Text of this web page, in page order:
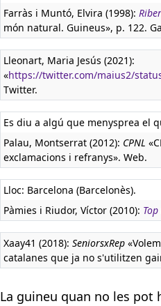
Farràs i Muntó, Elvira (1998):
món natural. Guineus», p. 122.
Lleonart, Maria Jesús (2021):
«https://twitter.com/maius2/
Twitter.
Es diu a algú que menysprea el
Palau, Montserrat (2012): CPNL
exclamacions i refranys». Web.
Lloc: Barcelona (Barcelonès).
Pàmies i Riudor, Víctor (2010):
Xaay41 (2018): SeniorsxRep
catalanes que ja no s'utilitzen
La guineu quan no les pot